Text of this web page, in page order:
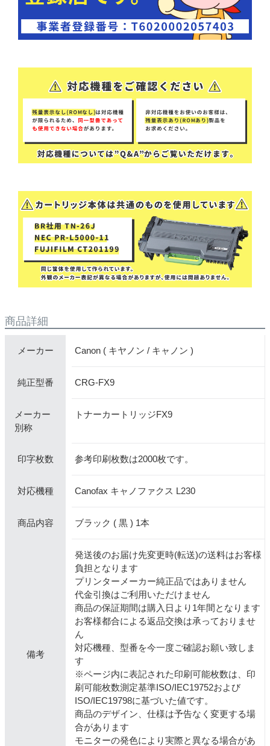
商品詳細
メーカー Canon ( キヤノン / キャノン )
純正型番 CRG-FX9
メーカー
別称
トナーカートリッジFX9
印字枚数 参考印刷枚数は2000枚です。
対応機種 Canofax キャノファクス L230
商品内容 ブラック ( 黒 ) 1本
備考
発送後のお届け先変更時(転送)の送料はお客様
負担となります
プリンターメーカー純正品ではありません
代金引換はご利用いただけません
商品の保証期間は購入日より1年間となります
お客様都合による返品交換は承っておりませ
ん
対応機種、型番を今一度ご確認お願い致しま
す
※ページ内に表記された印刷可能枚数は、印
刷可能枚数測定基準ISO/IEC19752および
ISO/IEC19798に基づいた値です。
商品のデザイン、仕様は予告なく変更する場
合があります
モニターの発色により実際と異なる場合があ